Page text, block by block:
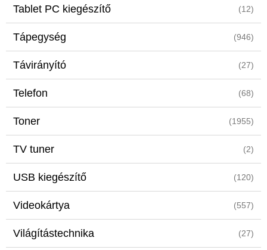
Tablet PC kiegészítő (12)
Tápegység (946)
Távirányító (27)
Telefon (68)
Toner (1955)
TV tuner (2)
USB kiegészítő (120)
Videokártya (557)
Világítástechnika (27)